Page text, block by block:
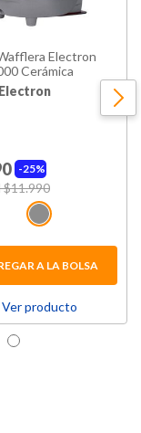
Electron
Cerámica
Electron
25%
from
$11.990
A LA BOLSA
Ver producto